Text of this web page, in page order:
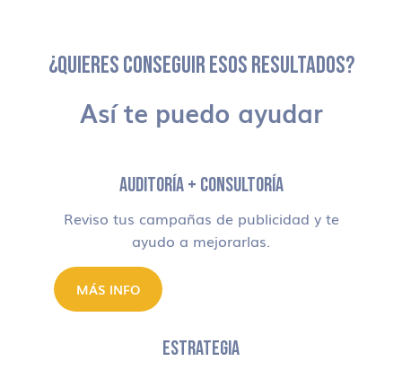
¿QUIERES CONSEGUIR ESOS RESULTADOS?
Así te puedo ayudar
AUDITORÍA + CONSULTORÍA
Reviso tus campañas de publicidad y te
ayudo a mejorarlas.
MÁS INFO
ESTRATEGIA